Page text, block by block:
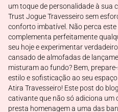
um toque de personalidade à sua
Trust Jogue Travesseiro sem
conforto imbatível. Não perca
complementa perfeitamente
seu hoje e experimentar
cansado de almofadas de
misturam ao fundo? Bem,
estilo e sofisticação ao seu
Atira Travesseiro! Este post do
cativante que não só adiciona um
presta homenagem a uma das